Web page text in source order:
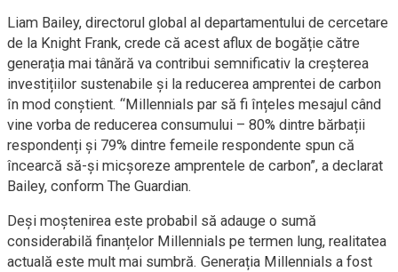
Liam Bailey, directorul global al departamentului de cercetare
de la Knight Frank, crede că acest aflux de bogăție către
generația mai tânără va contribui semnificativ la creșterea
investițiilor sustenabile și la reducerea amprentei de carbon
în mod conștient. “Millennials par să fi înțeles mesajul când
vine vorba de reducerea consumului – 80% dintre bărbații
respondenți și 79% dintre femeile respondente spun că
încearcă să-și micșoreze amprentele de carbon”, a declarat
Bailey, conform The Guardian.
Deși moștenirea este probabil să adauge o sumă
considerabilă finanțelor Millennials pe termen lung, realitatea
actuală este mult mai sumbră. Generația Millennials a fost